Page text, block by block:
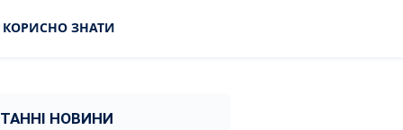
КОРИСНО ЗНАТИ
НОВИНИ